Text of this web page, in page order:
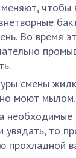
чтобы
Во время
смены
моют мылом.
увядать, то